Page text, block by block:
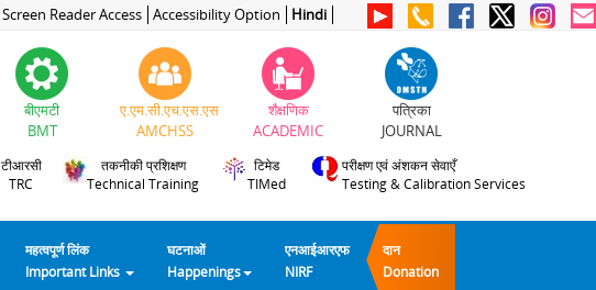
Screen Reader Access Accessibility Option Hindi
बीएमटी
BMT
ए.एम.सी.एच.एस.एस
AMCHSS
शैक्षणिक
ACADEMIC
पत्रिका
JOURNAL
टीआरसी
TRC
तकनीकी प्रशिक्षण
Technical Training
टिमेड
TIMed
परीक्षण एवं अंशकन सेवाएँ
Testing & Calibration Services
महत्वपूर्ण लिंक
Important Links
घटनाओं
Happenings
एनआईआरएफ
NIRF
दान
Donation